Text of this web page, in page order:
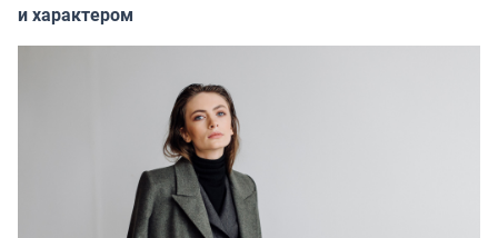
и характером